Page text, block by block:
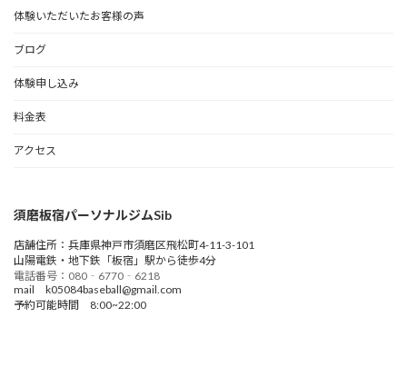
体験いただいたお客様の声
ブログ
体験申し込み
料金表
アクセス
須磨板宿パーソナルジムSib
店舗住所：兵庫県神戸市須磨区飛松町4-11-3-101
山陽電鉄・地下鉄「板宿」駅から徒歩4分
電話番号：080‐6770‐6218
mail k05084baseball@gmail.com
予約可能時間 8:00~22:00